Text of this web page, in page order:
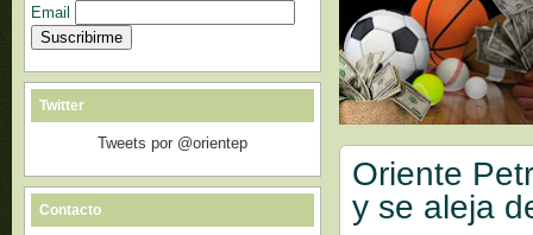
Oriente
y se aleja
Email
Twitter
Tweets por @orientep
Contacto